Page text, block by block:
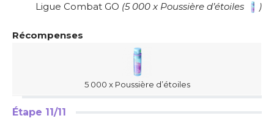
Ligue Combat GO (5 000 x Poussière d’étoiles )
Récompenses
5 000 x Poussière d’étoiles
Étape 11/11